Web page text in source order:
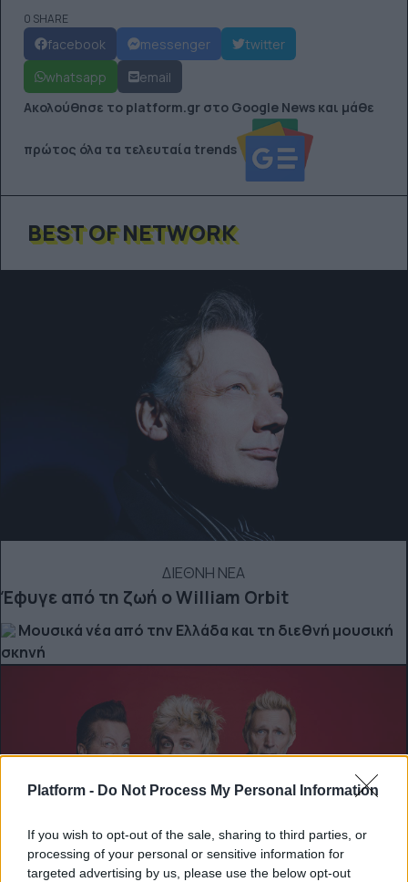
Platform - Do Not Process My Personal Information
If you wish to opt-out of the sale, sharing to third parties, or
processing of your personal or sensitive information for
targeted advertising by us, please use the below opt-out
0 SHARE
facebook messenger
twitter
whatsapp
email
Ακολούθησε το platform.gr στο Google News και μάθε
πρώτος όλα τα τελευταία trends
BEST OF NETWORK
ΔΙΕΘΝΗ ΝΕΑ
Έφυγε από τη ζωή ο William Orbit
Μουσικά νέα από την Ελλάδα και τη διεθνή μουσική
σκηνή